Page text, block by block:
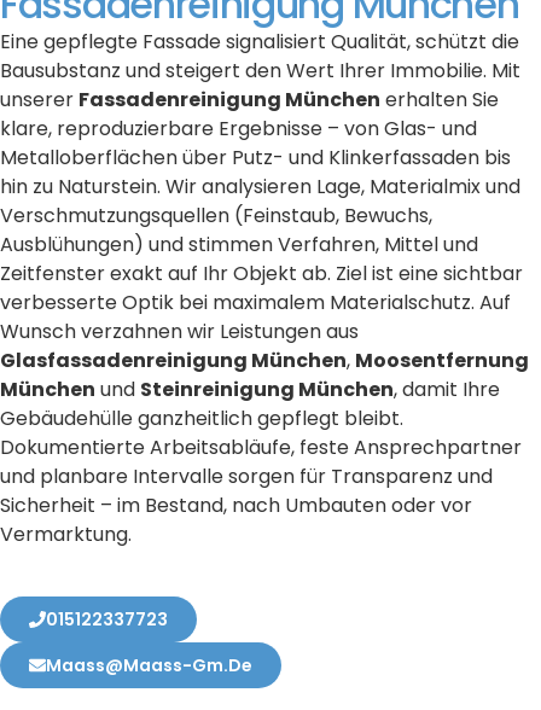
Eine gepflegte Fassade signalisiert Qualität, schützt die
Bausubstanz und steigert den Wert Ihrer Immobilie. Mit
unserer Fassadenreinigung München erhalten Sie
klare, reproduzierbare Ergebnisse – von Glas- und
Metalloberflächen über Putz- und Klinkerfassaden bis
hin zu Naturstein. Wir analysieren Lage, Materialmix und
Verschmutzungsquellen (Feinstaub, Bewuchs,
Ausblühungen) und stimmen Verfahren, Mittel und
Zeitfenster exakt auf Ihr Objekt ab. Ziel ist eine sichtbar
verbesserte Optik bei maximalem Materialschutz. Auf
Wunsch verzahnen wir Leistungen aus
Glasfassadenreinigung München, Moosentfernung
München und Steinreinigung München, damit Ihre
Gebäudehülle ganzheitlich gepflegt bleibt.
Dokumentierte Arbeitsabläufe, feste Ansprechpartner
und planbare Intervalle sorgen für Transparenz und
Sicherheit – im Bestand, nach Umbauten oder vor
Vermarktung.
015122337723
Maass@maass-Gm.de